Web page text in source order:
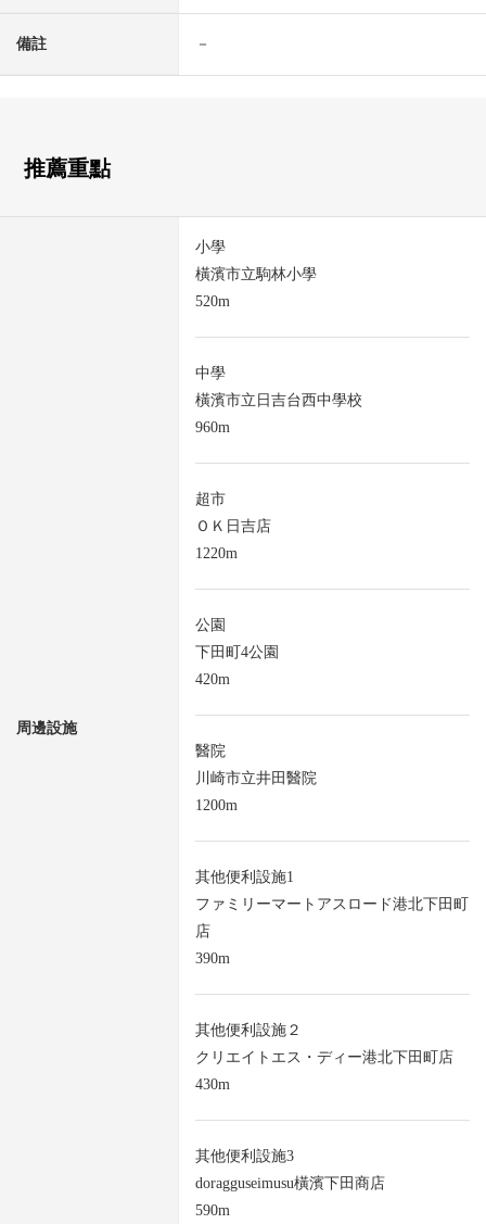
備註 －
推薦重點
周邊設施
小學
橫濱市立駒林小學
520m
中學
橫濱市立日吉台西中學校
960m
超市
ＯＫ日吉店
1220m
公園
下田町4公園
420m
醫院
川崎市立井田醫院
1200m
其他便利設施1
ファミリーマートアスロード港北下田町
店
390m
其他便利設施２
クリエイトエス・ディー港北下田町店
430m
其他便利設施3
doragguseimusu橫濱下田商店
590m